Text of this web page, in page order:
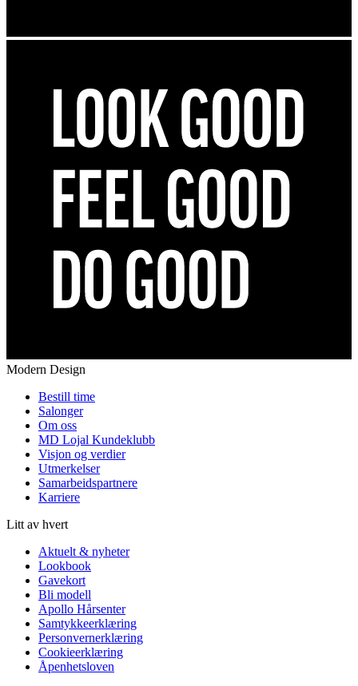
Modern Design
Bestill time
Salonger
Om oss
MD Lojal Kundeklubb
Visjon og verdier
Utmerkelser
Samarbeidspartnere
Karriere
Litt av hvert
Aktuelt & nyheter
Lookbook
Gavekort
Bli modell
Apollo Hårsenter
Samtykkeerklæring
Personvernerklæring
Cookieerklæring
Åpenhetsloven